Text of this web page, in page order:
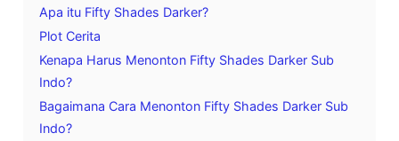
Apa itu Fifty Shades Darker?
Plot Cerita
Kenapa Harus Menonton Fifty Shades Darker Sub
Indo?
Bagaimana Cara Menonton Fifty Shades Darker Sub
Indo?